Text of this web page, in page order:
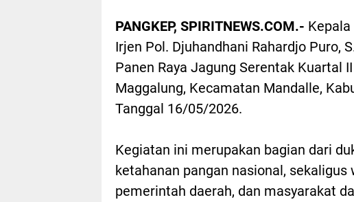
PANGKEP, SPIRITNEWS.COM.-
Irjen Pol. Djuhandhani Rahardjo Puro,
Panen Raya Jagung Serentak Kuartal
Maggalung, Kecamatan Mandalle,
Tanggal 16/05/2026.
Kegiatan ini merupakan bagian dari
ketahanan pangan nasional,
pemerintah daerah, dan masyarakat